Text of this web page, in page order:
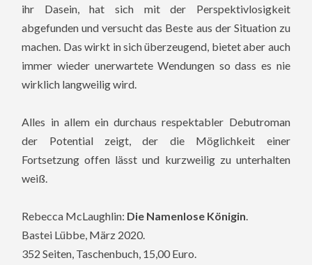
ihr Dasein, hat sich mit der Perspektivlosigkeit
abgefunden und versucht das Beste aus der Situation zu
machen. Das wirkt in sich überzeugend, bietet aber auch
immer wieder unerwartete Wendungen so dass es nie
wirklich langweilig wird.
Alles in allem ein durchaus respektabler Debutroman
der Potential zeigt, der die Möglichkeit einer
Fortsetzung offen lässt und kurzweilig zu unterhalten
weiß.
Rebecca McLaughlin: Die Namenlose Königin.
Bastei Lübbe, März 2020.
352 Seiten, Taschenbuch, 15,00 Euro.